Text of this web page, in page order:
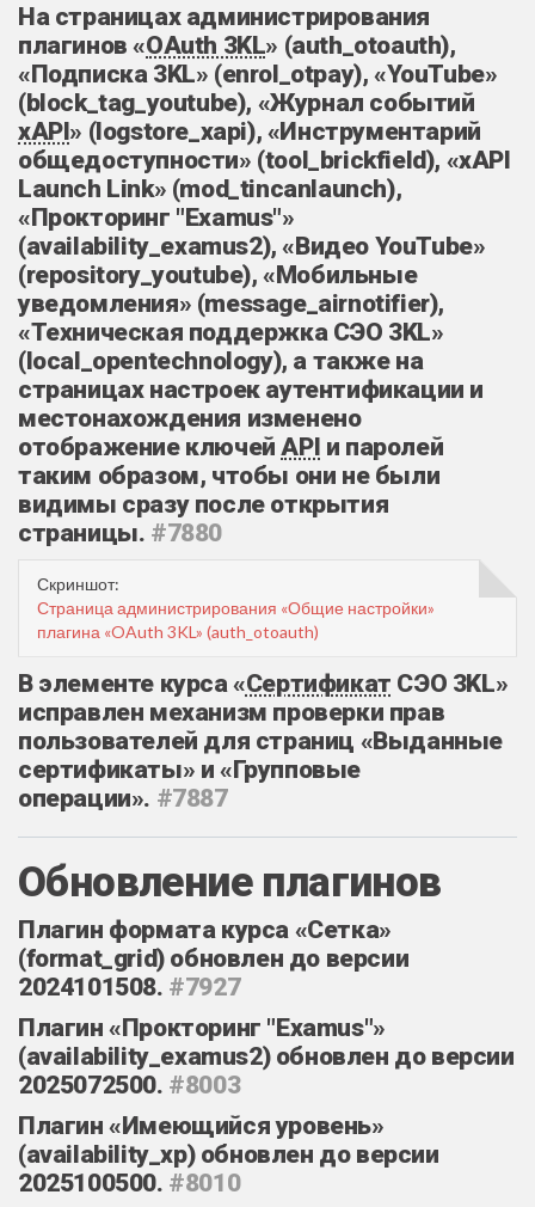
На страницах администрирования
плагинов «OAuth 3KL» (auth_otoauth),
«Подписка 3KL» (enrol_otpay), «YouTube»
(block_tag_youtube), «Журнал событий
xAPI» (logstore_xapi), «Инструментарий
общедоступности» (tool_brickfield), «xAPI
Launch Link» (mod_tincanlaunch),
«Прокторинг "Examus"»
(availability_examus2), «Видео YouTube»
(repository_youtube), «Мобильные
уведомления» (message_airnotifier),
«Техническая поддержка СЭО 3KL»
(local_opentechnology), а также на
страницах настроек аутентификации и
местонахождения изменено
отображение ключейAPI и паролей
таким образом, чтобы они не были
видимы сразу после открытия
страницы. #7880
Скриншот:
Страница администрирования «Общие настройки»
плагина «OAuth 3KL» (auth_otoauth)
В элементе курса «Сертификат СЭО 3KL»
исправлен механизм проверки прав
пользователей для страниц «Выданные
сертификаты» и «Групповые
операции». #7887
Обновление плагинов
Плагин формата курса «Сетка»
(format_grid) обновлен до версии
2024101508. #7927
Плагин «Прокторинг "Examus"»
(availability_examus2) обновлен до версии
2025072500. #8003
Плагин «Имеющийся уровень»
(availability_xp) обновлен до версии
2025100500. #8010